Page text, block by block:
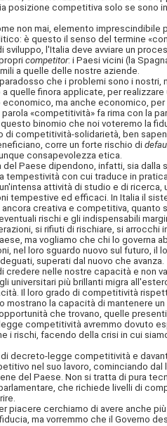
posizione competitiva solo se
non mai, elemento imprescindibile
è questo il senso del termine
sviluppo, l'Italia deve avviare un
competitor: i Paesi vicini (la
a quelle delle nostre aziende.
che i problemi sono i nostri,
quelle finora applicate, per
economico, ma anche economico,
«competitività» fa rima con la
binomio che noi voteremo la
di competitività-solidarietà, ben
corre un forte rischio di
consapevolezza etica.
Paese dipendono, infatti, sia dalla
tempestività con cui traduce in
attività di studio e di ricerca,
tempestive ed efficaci. In Italia il
creativa e competitiva, quanto
rischi e gli indispensabili
si rifiuti di rischiare, si
ma vogliamo che chi lo governa
nel loro sguardo nuovo sul futuro,
superati dal nuovo che avanza.
nelle nostre capacità e non
universitari più brillanti migra
Il loro grado di competitività
la capacità di mantenere
che trovano, quelle
competitività avremmo dovuto
i rischi, facendo della crisi in cui
decreto-legge competitività e
nel suo lavoro, cominciando
del Paese. Non si tratta di pura
che richiede livelli di
cerchiamo di avere anche
ma vorremmo che il Governo